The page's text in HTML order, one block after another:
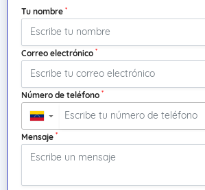
Tu nombre *
Correo electrónico *
Número de teléfono *
▼
Mensaje *